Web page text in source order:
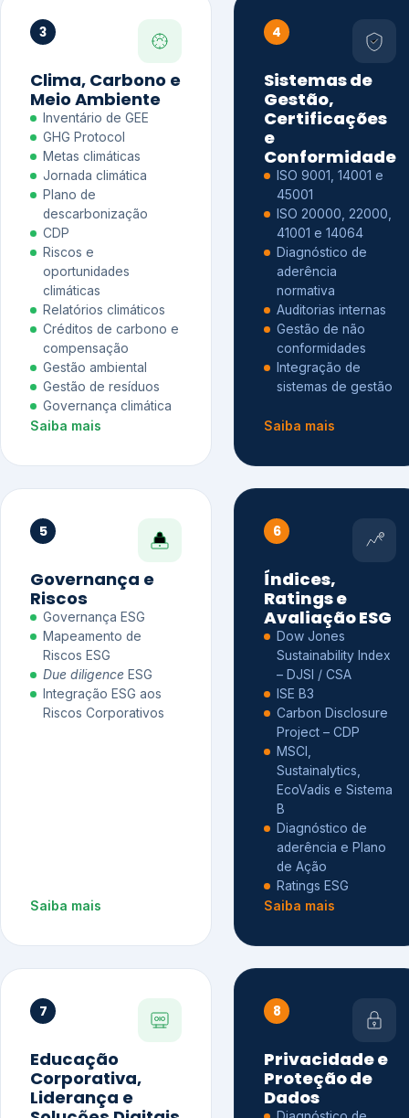
3
Clima, Carbono e
Meio Ambiente
Inventário de GEE
GHG Protocol
Metas climáticas
Jornada climática
Plano de
descarbonização
CDP
Riscos e
oportunidades
climáticas
Relatórios climáticos
Créditos de carbono e
compensação
Gestão ambiental
Gestão de resíduos
Governança climática
Saiba mais
4
Sistemas de
Gestão,
Certificações
e
Conformidade
ISO 9001, 14001 e
45001
ISO 20000, 22000,
41001 e 14064
Diagnóstico de
aderência
normativa
Auditorias internas
Gestão de não
conformidades
Integração de
sistemas de gestão
Saiba mais
5
Governança e
Riscos
Governança ESG
Mapeamento de
Riscos ESG
Due diligence ESG
Integração ESG aos
Riscos Corporativos
Saiba mais
6
Índices,
Ratings e
Avaliação ESG
Dow Jones
Sustainability Index
– DJSI / CSA
ISE B3
Carbon Disclosure
Project – CDP
MSCI,
Sustainalytics,
EcoVadis e Sistema
B
Diagnóstico de
aderência e Plano
de Ação
Ratings ESG
Saiba mais
7
Educação
Corporativa,
Liderança e
8
Privacidade e
Proteção de
Dados